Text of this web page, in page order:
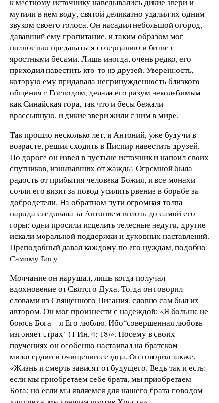
мутили в нем воду, святой деликатно удалил их одним
звуком своего голоса. Он насадил небольшой огород,
дававший ему пропитание, и таким образом мог
полностью предаваться созерцанию и битве с
яростными бесами. Лишь иногда, очень редко, его
приходил навестить кто-то из друзей. Уверенность,
которую ему придавала непринужденность близкого
общения с Господом, делала его разум неколебимым,
как Синайская гора, так что и бесы бежали
врассыпную, и дикие звери жили с ним в мире.
Так прошло несколько лет, и Антоний, уже будучи в
возрасте, решил сходить в Писпир навестить друзей.
По дороге он извел в пустыне источник и напоил своих
спутников, изнывавших от жажды. Огромной была
радость от прибытия человека Божия, и все монахи
сочли его визит за повод усилить рвение в борьбе за
добродетели. На обратном пути огромная толпа
народа следовала за Антонием вплоть до самой его
горы: одни просили исцелить телесные недуги, другие
искали моральной поддержки и духовных наставлений.
Преподобный давал каждому по его нуждам, подобно
Самому Богу.
Молчание он нарушал, лишь когда получал
вдохновение от Святого Духа. Тогда он говорил
словами из Священного Писания, словно сам был их
автором. Он мог произнести с надеждой: «Я больше не
боюсь Бога – я Его люблю. Ибо“совершенная любовь
изгоняет страх” (1 Ин. 4: 18)». Посему в своих
поучениях он особенно настаивал на братском
милосердии и очищении сердца. Он говорил также:
«Жизнь и смерть зависят от будущего. Ведь так и есть:
если мы приобретаем себе брата, мы приобретаем
Бога; но если мы являемся для нашего брата поводом